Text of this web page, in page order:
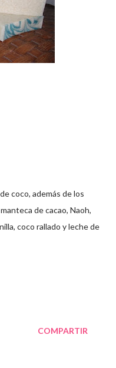
coco, además de los
de cacao, Naoh,
coco rallado y leche de
COMPARTIR